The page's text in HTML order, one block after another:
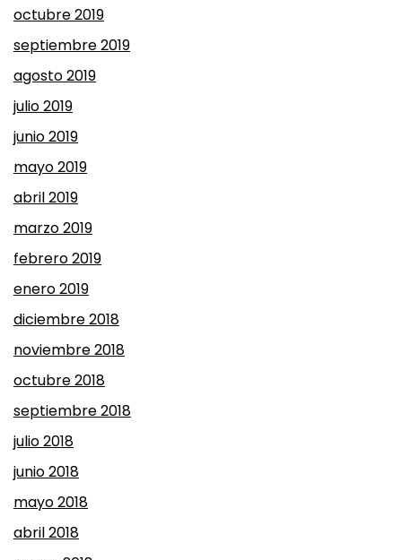
octubre 2019
septiembre 2019
agosto 2019
julio 2019
junio 2019
mayo 2019
abril 2019
marzo 2019
febrero 2019
enero 2019
diciembre 2018
noviembre 2018
octubre 2018
septiembre 2018
julio 2018
junio 2018
mayo 2018
abril 2018